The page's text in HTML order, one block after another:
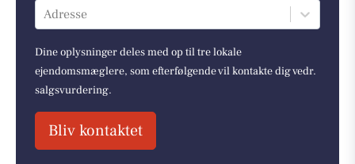
Adresse
Dine oplysninger deles med op til tre lokale
ejendomsmæglere, som efterfølgende vil kontakte dig vedr.
salgsvurdering.
Bliv kontaktet